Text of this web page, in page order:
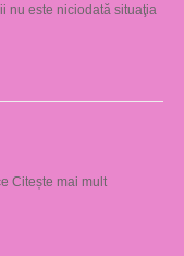
nu este niciodată situaţia
Citește mai mult